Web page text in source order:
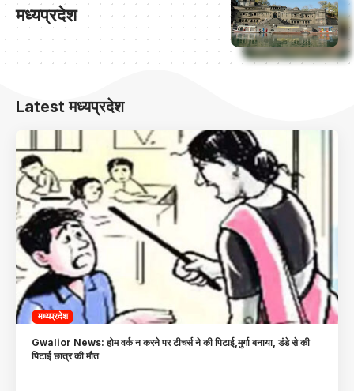
मध्यप्रदेश
Latest मध्यप्रदेश
मध्यप्रदेश
Gwalior News: होम वर्क न करने पर टीचर्स ने की पिटाई,मुर्गा बनाया, डंडे से की
पिटाई छात्र की मौत